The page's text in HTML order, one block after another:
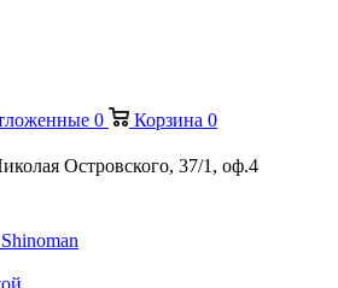
0 Корзина 0
Островского, 37/1, оф.4